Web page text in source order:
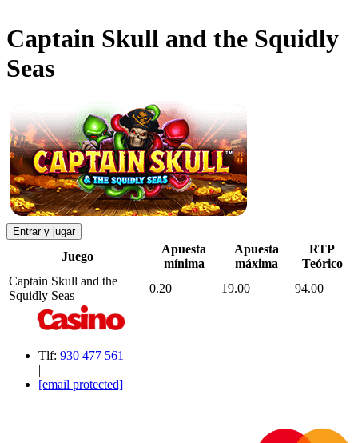
Captain Skull and the Squidly
Seas
Entrar y jugar
Juego
Apuesta
mínima
Apuesta
máxima
RTP
Teórico
Captain Skull and the
Squidly Seas
0.20 19.00 94.00
Tlf: 930 477 561
|
[email protected]